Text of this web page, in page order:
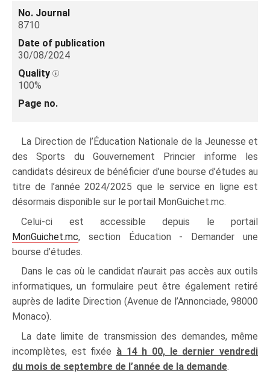
No. Journal
8710
Date of publication
30/08/2024
Quality
100%
Page no.
La Direction de l’Éducation Nationale de la Jeunesse et
des Sports du Gouvernement Princier informe les
candidats désireux de bénéficier d’une bourse d’études au
titre de l’année 2024/2025 que le service en ligne est
désormais disponible sur le portail MonGuichet.mc.
Celui‑ci est accessible depuis le portail
MonGuichet.mc, section Éducation - Demander une
bourse d’études.
Dans le cas où le candidat n’aurait pas accès aux outils
informatiques, un formulaire peut être également retiré
auprès de ladite Direction (Avenue de l’Annonciade, 98000
Monaco).
La date limite de transmission des demandes, même
incomplètes, est fixée à 14 h 00, le dernier vendredi
du mois de septembre de l’année de la demande.